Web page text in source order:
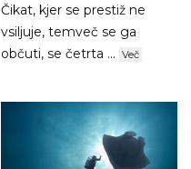
Čikat, kjer se prestiž ne
vsiljuje, temveč se ga
občuti, se četrta ... Več